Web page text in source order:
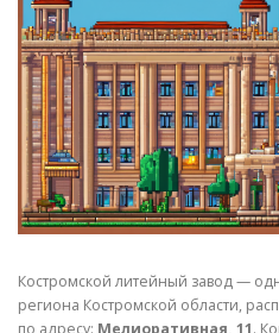
СВОЙСТВА МЕТАЛЛОВ
СТАТЬИ
Костромской литейный завод —
региона Костромской области,